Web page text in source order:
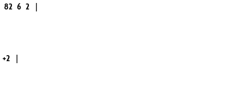
82 6 2
|
+2
|